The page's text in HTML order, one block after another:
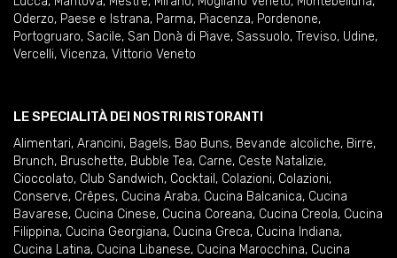
Oderzo, Paese e Istrana, Parma, Piacenza, Pordenone,
Portogruaro, Sacile, San Donà di Piave, Sassuolo, Treviso, Udine,
Vercelli, Vicenza, Vittorio Veneto
LE SPECIALITÀ DEI NOSTRI RISTORANTI
Alimentari, Arancini, Bagels, Bao Buns, Bevande alcoliche, Birre,
Brunch, Bruschette, Bubble Tea, Carne, Ceste Natalizie,
Cioccolato, Club Sandwich, Cocktail , Colazioni, Colazioni,
Conserve, Crêpes, Cucina Araba, Cucina Balcanica, Cucina
Bavarese, Cucina Cinese, Cucina Coreana, Cucina Creola, Cucina
Filippina, Cucina Georgiana, Cucina Greca, Cucina Indiana,
Cucina Latina, Cucina Libanese, Cucina Marocchina, Cucina